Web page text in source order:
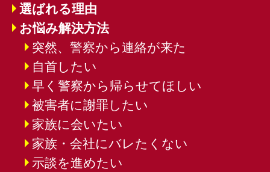
選ばれる理由
お悩み解決方法
突然、警察から連絡が来た
自首したい
早く警察から帰らせてほしい
被害者に謝罪したい
家族に会いたい
家族・会社にバレたくない
示談を進めたい